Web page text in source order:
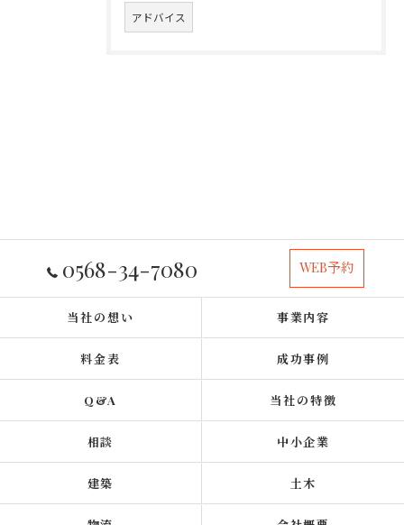
アドバイス
0568-34-7080 WEB予約
当社の想い 事業内容
料金表 成功事例
Q&A 当社の特徴
相談 中小企業
建築 土木